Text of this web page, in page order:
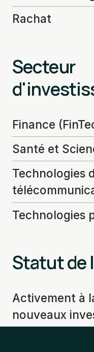
Rachat
Secteur
Finance
Santé et
Technologies
Technologies
Statut de
Activement à
nouveaux